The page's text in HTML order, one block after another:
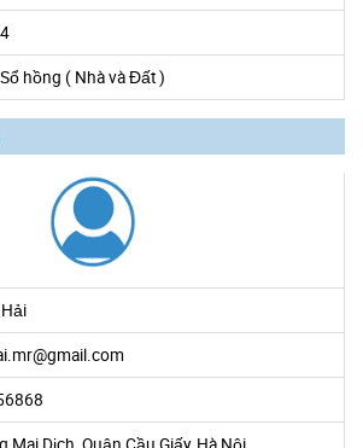
4
Sổ hồng ( Nhà và Đất )